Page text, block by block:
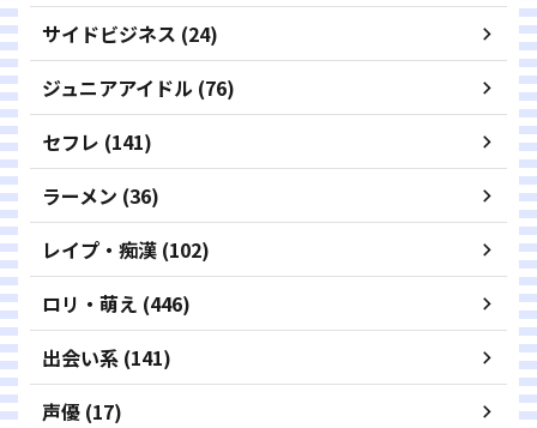
サイドビジネス (24)
ジュニアアイドル (76)
セフレ (141)
ラーメン (36)
レイプ・痴漢 (102)
ロリ・萌え (446)
出会い系 (141)
声優 (17)